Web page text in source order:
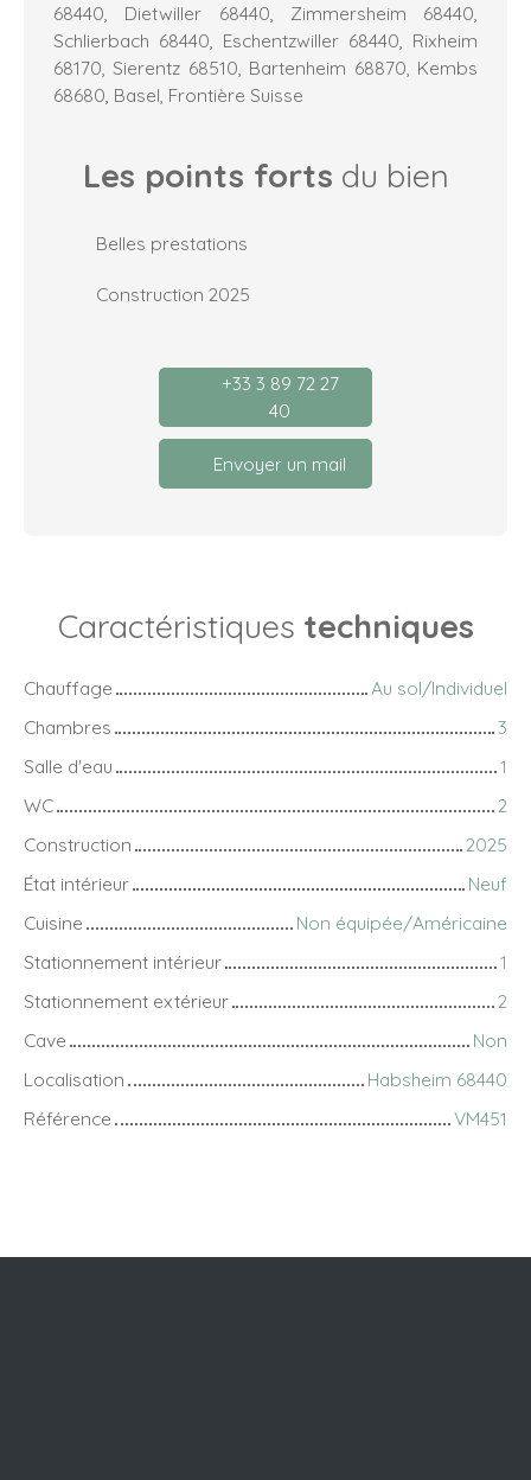
68440, Dietwiller 68440, Zimmersheim 68440,
Schlierbach 68440, Eschentzwiller 68440, Rixheim
68170, Sierentz 68510, Bartenheim 68870, Kembs
68680, Basel, Frontière Suisse
Les points forts du bien
Belles prestations
Construction 2025
+33 3 89 72 27
40
Envoyer un mail
Caractéristiques techniques
Chauffage
Au sol/Individuel
Chambres
3
Salle d'eau
1
WC
2
Construction
2025
État intérieur
Neuf
Cuisine
Non équipée/Américaine
Stationnement intérieur
1
Stationnement extérieur
2
Cave
Non
Localisation
Habsheim 68440
Référence
VM451